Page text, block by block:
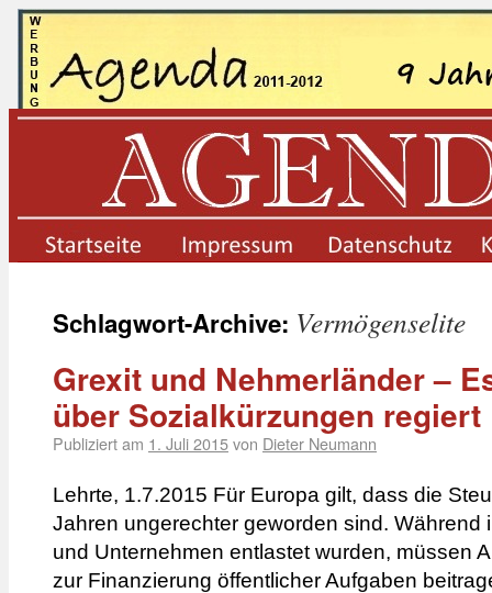
Schlagwort-Archive: Vermögenselite
Grexit und Nehmerländer –
über Sozialkürzungen regiert
Publiziert am 1. Juli 2015von Dieter Neumann
Lehrte, 1.7.2015 Für Europa gilt, dass die
Jahren ungerechter geworden sind. Während
und Unternehmen entlastet wurden, müssen
zur Finanzierung öffentlicher Aufgaben